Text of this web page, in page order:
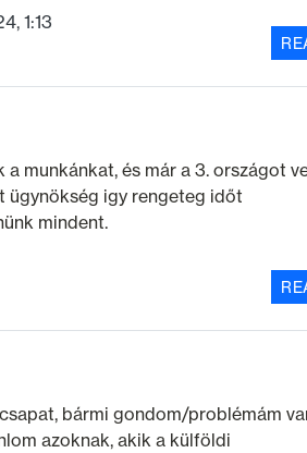
1:13
munkánkat, és már a 3. országot
ügynökség igy rengeteg időt
mindent.
bármi gondom/problémám
azoknak, akik a külföldi